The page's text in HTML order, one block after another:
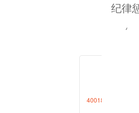
纪律
（
4001868696转1